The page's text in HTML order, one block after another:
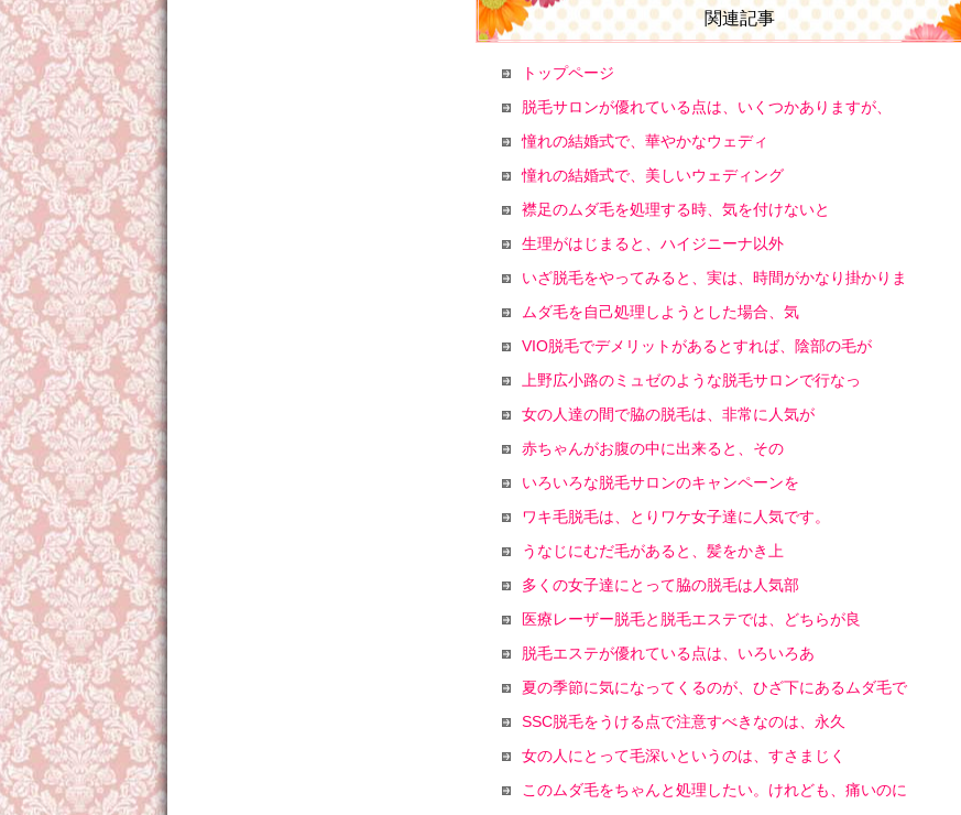
関連記事
トップページ
脱毛サロンが優れている点は、いくつかありますが、
憧れの結婚式で、華やかなウェディ
憧れの結婚式で、美しいウェディング
襟足のムダ毛を処理する時、気を付けないと
生理がはじまると、ハイジニーナ以外
いざ脱毛をやってみると、実は、時間がかなり掛かりま
ムダ毛を自己処理しようとした場合、気
VIO脱毛でデメリットがあるとすれば、陰部の毛が
上野広小路のミュゼのような脱毛サロンで行なっ
女の人達の間で脇の脱毛は、非常に人気が
赤ちゃんがお腹の中に出来ると、その
いろいろな脱毛サロンのキャンペーンを
ワキ毛脱毛は、とりワケ女子達に人気です。
うなじにむだ毛があると、髪をかき上
多くの女子達にとって脇の脱毛は人気部
医療レーザー脱毛と脱毛エステでは、どちらが良
脱毛エステが優れている点は、いろいろあ
夏の季節に気になってくるのが、ひざ下にあるムダ毛で
SSC脱毛をうける点で注意すべきなのは、永久
女の人にとって毛深いというのは、すさまじく
このムダ毛をちゃんと処理したい。けれども、痛いのに